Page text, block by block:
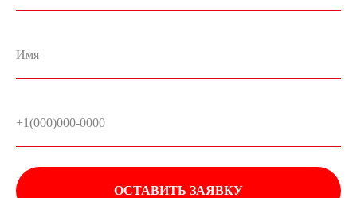
ОСТАВИТЬ ЗАЯВКУ